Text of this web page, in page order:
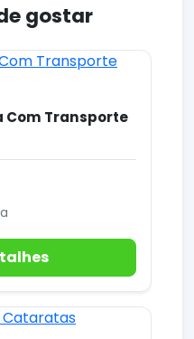
gostar
Transporte